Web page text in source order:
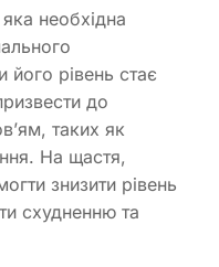
необхідна
рівень стає
до
таких як
На щастя,
знизити рівень
схудненню та